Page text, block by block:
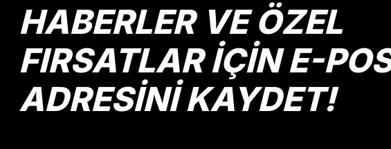
HABERLER VE ÖZEL
FIRSATLAR İÇİN E-
ADRESİNİ KAYDET!